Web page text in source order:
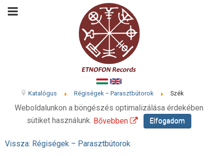
Katalógus Régiségek – Parasztbútorok Szék
Weboldalunkon a böngészés optimalizálása érdekében
sütiket használunk. Bővebben Elfogadom
Vissza: Régiségek – Parasztbútorok